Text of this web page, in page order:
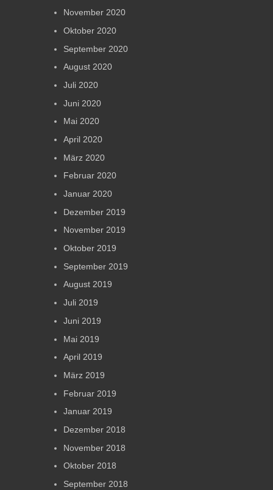
November 2020
Oktober 2020
September 2020
August 2020
Juli 2020
Juni 2020
Mai 2020
April 2020
März 2020
Februar 2020
Januar 2020
Dezember 2019
November 2019
Oktober 2019
September 2019
August 2019
Juli 2019
Juni 2019
Mai 2019
April 2019
März 2019
Februar 2019
Januar 2019
Dezember 2018
November 2018
Oktober 2018
September 2018